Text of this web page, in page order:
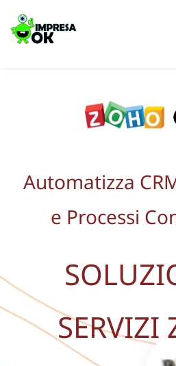
Automatizza
e Processi
SERVIZI